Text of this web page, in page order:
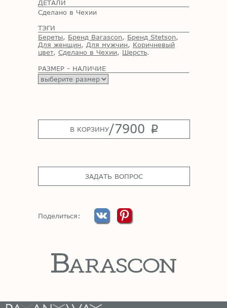
ДЕТАЛИ
Сделано в Чехии
ТЭГИ
Береты, Бренд Barascon, Бренд Stetson,
Для женщин, Для мужчин, Коричневый
цвет, Сделано в Чехии, Шерсть.
РАЗМЕР - НАЛИЧИЕ
В КОРЗИНУ/7900 p
ЗАДАТЬ ВОПРОС
Поделиться: